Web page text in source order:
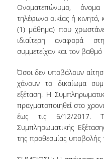
DOCTORAL
QUALITY
QUALITY
AUEB
RESEARCH
RESEARCH
Ονοματεπώνυμο,
τηλέφωνο οικίας ή
(1) μάθημα) που
ιδιαίτερη αναφορά
συμμετείχαν και τον
Όσοι δεν υποβάλουν
χάνουν το δικαίωμα
εξέταση. Η
πραγματοποιηθεί στο
έως τις 6/12/2017.
Συμπληρωματικής
της προθεσμίας υποβολής